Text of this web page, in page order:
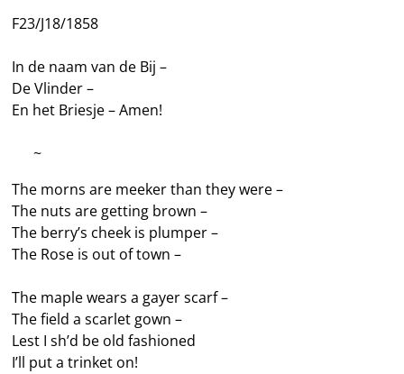
F23/J18/1858
In de naam van de Bij –
De Vlinder –
En het Briesje – Amen!
—–~
The morns are meeker than they were –
The nuts are getting brown –
The berry’s cheek is plumper –
The Rose is out of town –
The maple wears a gayer scarf –
The field a scarlet gown –
Lest I sh’d be old fashioned
I’ll put a trinket on!